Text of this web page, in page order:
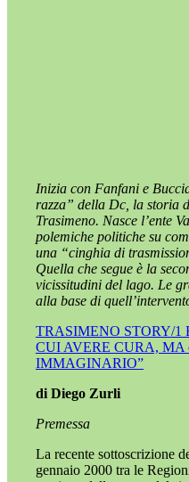
Inizia con Fanfani e
razza” della Dc, la storia
Trasimeno. Nasce l’ente
polemiche politiche su
una “cinghia di
Quella che segue è la
vicissitudini del lago. Le
alla base di
TRASIMENO STORY/1
CUI AVERE CURA, MA
IMMAGINARIO”
di Diego Zurli
Premessa
La recente sottoscrizione
gennaio 2000 tra le